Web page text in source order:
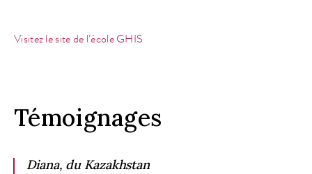
Visitez le site de l’école GHIS
Témoignages
Diana, du Kazakhstan